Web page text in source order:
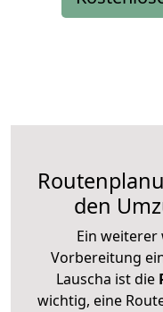
den
Ein
Vorbereitung
Lauscha ist die
wichtig, eine